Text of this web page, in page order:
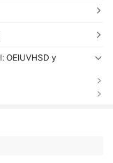
OEIUVHSD y